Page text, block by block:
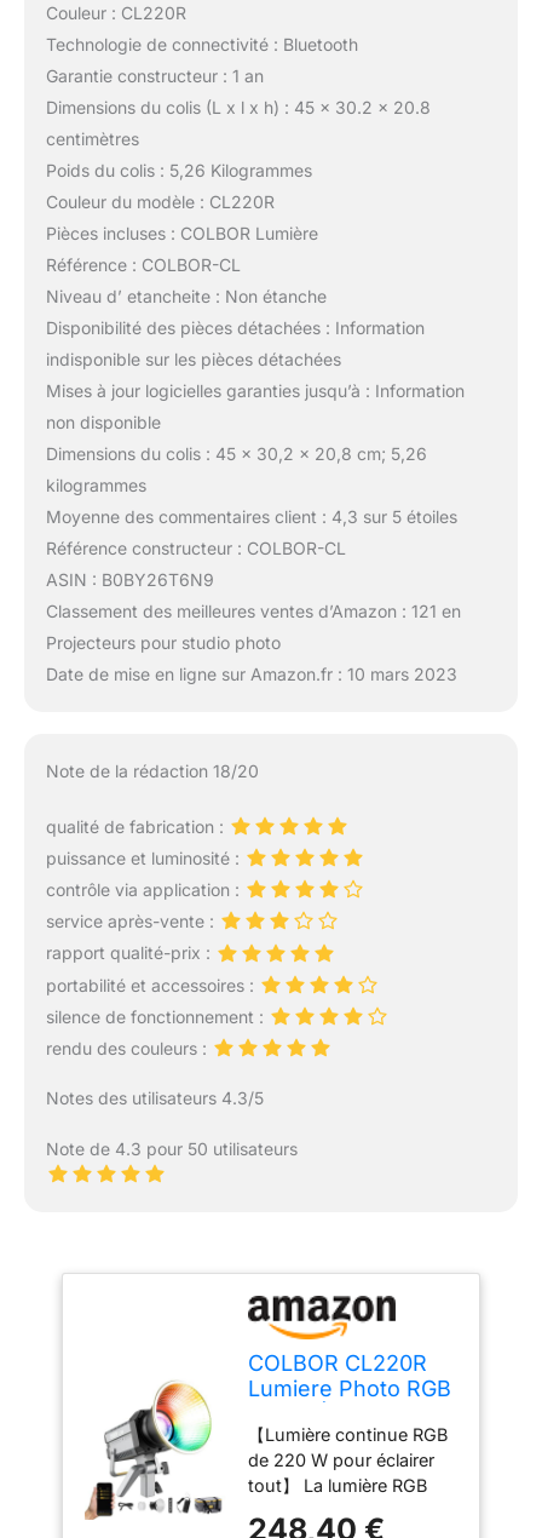
Couleur : CL220R
Technologie de connectivité : Bluetooth
Garantie constructeur : 1 an
Dimensions du colis (L x l x h) : 45 x 30.2 x 20.8
centimètres
Poids du colis : 5,26 Kilogrammes
Couleur du modèle : CL220R
Pièces incluses : COLBOR Lumière
Référence : COLBOR-CL
Niveau d’ etancheite : Non étanche
Disponibilité des pièces détachées : Information
indisponible sur les pièces détachées
Mises à jour logicielles garanties jusqu’à : Information
non disponible
Dimensions du colis : 45 x 30,2 x 20,8 cm; 5,26
kilogrammes
Moyenne des commentaires client : 4,3 sur 5 étoiles
Référence constructeur : COLBOR-CL
ASIN : B0BY26T6N9
Classement des meilleures ventes d’Amazon : 121 en
Projecteurs pour studio photo
Date de mise en ligne sur Amazon.fr : 10 mars 2023
Note de la rédaction 18/20
qualité de fabrication :
puissance et luminosité :
contrôle via application :
service après-vente :
rapport qualité-prix :
portabilité et accessoires :
silence de fonctionnement :
rendu des couleurs :
Notes des utilisateurs 4.3/5
Note de 4.3 pour 50 utilisateurs
COLBOR CL220R
Lumiere Photo RGB
Continu avec M/G
Balance 2700~6500
K CRI97+ Lampe de
Studio Bowens 13
【Lumière continue RGB
de 220 W pour éclairer
tout】 La lumière RGB
248,40 €